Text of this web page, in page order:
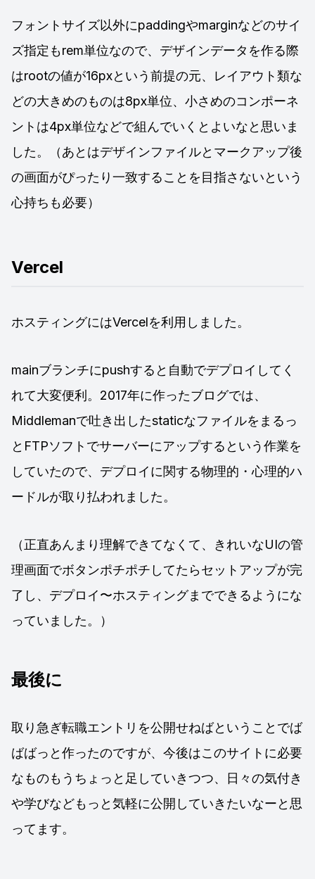
フォントサイズ以外にpaddingやmarginなどのサイ
ズ指定もrem単位なので、デザインデータを作る際
はrootの値が16pxという前提の元、レイアウト類な
どの大きめのものは8px単位、小さめのコンポーネ
ントは4px単位などで組んでいくとよいなと思いま
した。（あとはデザインファイルとマークアップ後
の画面がぴったり一致することを目指さないという
心持ちも必要）
Vercel
ホスティングにはVercelを利用しました。
mainブランチにpushすると自動でデプロイしてく
れて大変便利。2017年に作ったブログでは、
Middlemanで吐き出したstaticなファイルをまるっ
とFTPソフトでサーバーにアップするという作業を
していたので、デプロイに関する物理的・心理的ハ
ードルが取り払われました。
（正直あんまり理解できてなくて、きれいなUIの管
理画面でボタンポチポチしてたらセットアップが完
了し、デプロイ〜ホスティングまでできるようにな
っていました。）
最後に
取り急ぎ転職エントリを公開せねばということでば
ばばっと作ったのですが、今後はこのサイトに必要
なものもうちょっと足していきつつ、日々の気付き
や学びなどもっと気軽に公開していきたいなーと思
ってます。